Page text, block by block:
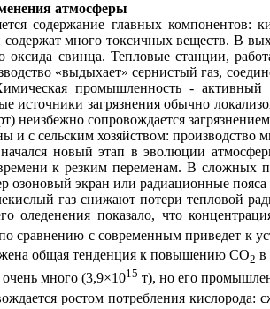
атмосферы
содержание главных компонентов:
много токсичных веществ. В
оксида свинца. Тепловые станции,
«выдыхает» сернистый газ,
промышленность - активный
источники загрязнения обычно
неизбежно сопровождается
и с сельским хозяйством:
новый этап в эволюции
к резким переменам. В сложных
озоновый экран или радиационные пояса
газ снижают потери тепловой
оледенения показало, что
сравнению с современным приведет к
общая тенденция к повышению СО2 в
много (3,9×1015 т), но его
ростом потребления